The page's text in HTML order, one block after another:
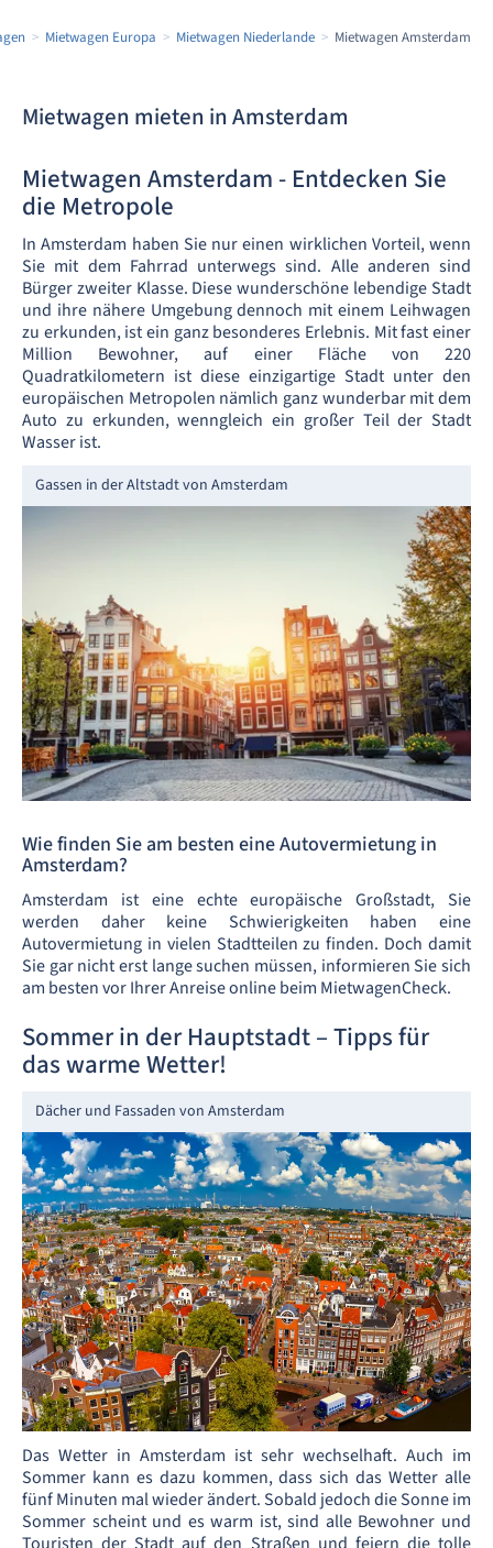
Mietwagen Europa Mietwagen Niederlande Mietwagen Amsterdam
Mietwagen mieten in Amsterdam
Mietwagen Amsterdam - Entdecken Sie
die Metropole
In Amsterdam haben Sie nur einen wirklichen Vorteil, wenn
Sie mit dem Fahrrad unterwegs sind. Alle anderen sind
Bürger zweiter Klasse. Diese wunderschöne lebendige Stadt
und ihre nähere Umgebung dennoch mit einem Leihwagen
zu erkunden, ist ein ganz besonderes Erlebnis. Mit fast einer
Million Bewohner, auf einer Fläche von 220
Quadratkilometern ist diese einzigartige Stadt unter den
europäischen Metropolen nämlich ganz wunderbar mit dem
Auto zu erkunden, wenngleich ein großer Teil der Stadt
Wasser ist.
Gassen in der Altstadt von Amsterdam
Wie finden Sie am besten eine Autovermietung in
Amsterdam?
Amsterdam ist eine echte europäische Großstadt, Sie
werden daher keine Schwierigkeiten haben eine
Autovermietung in vielen Stadtteilen zu finden. Doch damit
Sie gar nicht erst lange suchen müssen, informieren Sie sich
am besten vor Ihrer Anreise online beim MietwagenCheck.
Sommer in der Hauptstadt – Tipps für
das warme Wetter!
Dächer und Fassaden von Amsterdam
Das Wetter in Amsterdam ist sehr wechselhaft. Auch im
Sommer kann es dazu kommen, dass sich das Wetter alle
fünf Minuten mal wieder ändert. Sobald jedoch die Sonne im
Sommer scheint und es warm ist, sind alle Bewohner und